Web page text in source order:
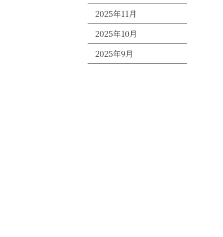
2025年11月
2025年10月
2025年9月